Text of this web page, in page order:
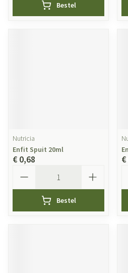
Bestel
Nutricia
Enfit Spuit 20ml
€ 0,68
Bestel